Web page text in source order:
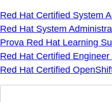
Red Hat Certified System
Red Hat System
Prova Red Hat Learning
Red Hat Certified Engineer
Red Hat Certified